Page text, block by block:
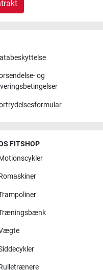
og
FITSHOP